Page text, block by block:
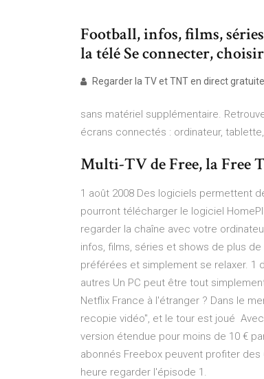
Football, infos, films,
la télé Se connecter,
Regarder la TV et TNT en direct
sans matériel supplémentaire.
écrans connectés : ordinateur,
Multi-TV de Free, la Free
1 août 2008 Des logiciels permettent
pourront télécharger le logiciel
regarder la chaîne avec votre
infos, films, séries et shows de plus
préférées et simplement se relaxer. 1
autres Un PC peut être tout
Netflix France à l'étranger ? Dans le
recopie vidéo", et le tour est joué
version étendue pour moins de 10 €
abonnés Freebox peuvent profiter
heure regarder l'épisode 1.